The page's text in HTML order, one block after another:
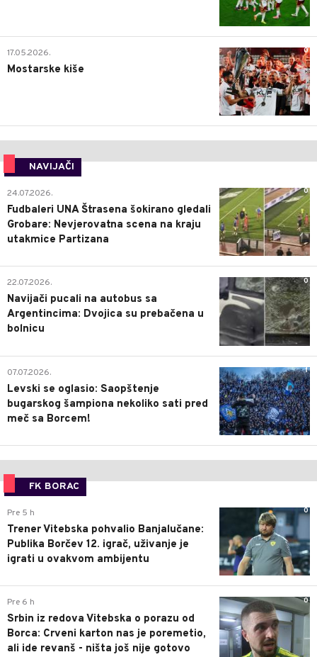
0
17.05.2026.
Mostarske kiše
NAVIJAČI
0
24.07.2026.
Fudbaleri UNA Štrasena šokirano gledali
Grobare: Nevjerovatna scena na kraju
utakmice Partizana
0
22.07.2026.
Navijači pucali na autobus sa
Argentincima: Dvojica su prebačena u
bolnicu
1
07.07.2026.
Levski se oglasio: Saopštenje
bugarskog šampiona nekoliko sati pred
meč sa Borcem!
FK BORAC
0
Pre 5 h
Trener Vitebska pohvalio Banjalučane:
Publika Borčev 12. igrač, uživanje je
igrati u ovakvom ambijentu
0
Pre 6 h
Srbin iz redova Vitebska o porazu od
Borca: Crveni karton nas je poremetio,
ali ide revanš - ništa još nije gotovo